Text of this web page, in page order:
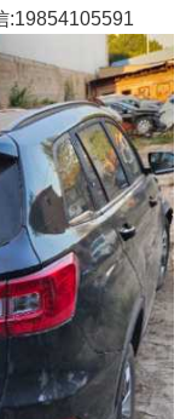
:19854105591